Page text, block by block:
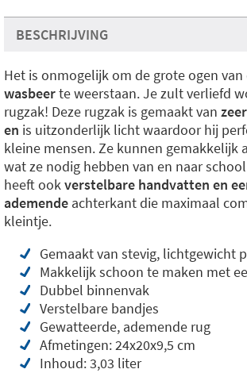
BESCHRIJVING
Het is onmogelijk om de grote ogen
wasbeerte weerstaan. Je zult verliefd
rugzak! Deze rugzak is gemaakt van
en is uitzonderlijk licht waardoor hij
kleine mensen. Ze kunnen gemakkelijk
wat ze nodig hebben van en naar
heeft ookverstelbare handvatten en
ademende achterkant die maximaal
kleintje.
Gemaakt van stevig, lichtgewicht
Makkelijk schoon te maken met
Dubbel binnenvak
Verstelbare bandjes
Gewatteerde, ademende rug
Afmetingen: 24x20x9,5 cm
Inhoud: 3,03 liter